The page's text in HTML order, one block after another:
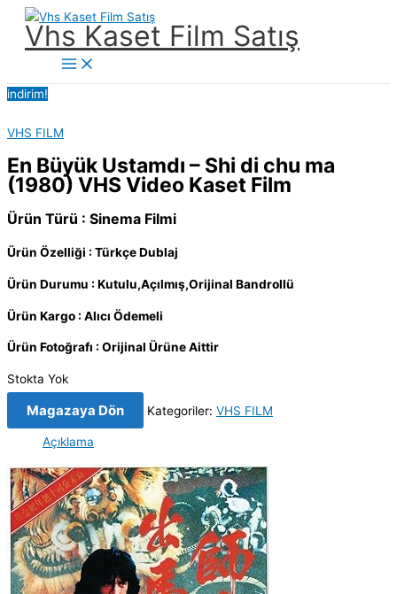
İçeriğe
Vhs Kaset Film Satış
Main
Menu
indirim!
VHS FILM
En Büyük Ustamdı – Shi di chu ma
(1980) VHS Video Kaset Film
Ürün Türü : Sinema Filmi
Ürün Özelliği : Türkçe Dublaj
Ürün Durumu : Kutulu,Açılmış,Orijinal Bandrollü
Ürün Kargo : Alıcı Ödemeli
Ürün Fotoğrafı : Orijinal Ürüne Aittir
Stokta Yok
Magazaya Dön Kategoriler: VHS FILM
Açıklama